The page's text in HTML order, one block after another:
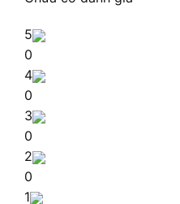
5
0
4
0
3
0
2
0
1